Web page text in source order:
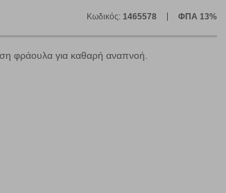
Κωδικός: 1465578 ΦΠΑ 13%
φράουλα για καθαρή αναπνοή.